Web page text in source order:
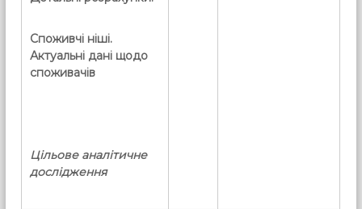
Споживчі ніші.
Актуальні дані щодо
споживачів
Цільове аналітичне
дослідження